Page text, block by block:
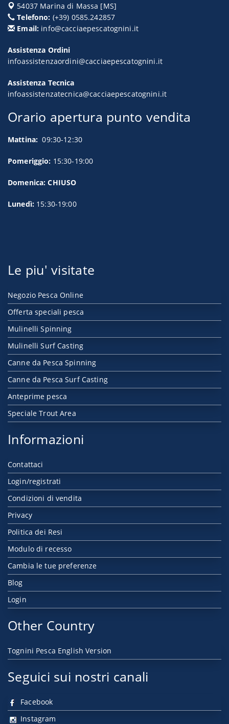
54037 Marina di Massa [MS]
Telefono: (+39) 0585.242857
Email: info@cacciaepescatognini.it
Assistenza Ordini
infoassistenzaordini@cacciaepescatognini.it
Assistenza Tecnica
infoassistenzatecnica@cacciaepescatognini.it
Orario apertura punto vendita
Mattina: 09:30-12:30
Pomeriggio: 15:30-19:00
Domenica: CHIUSO
Lunedì: 15:30-19:00
Le piu' visitate
Negozio Pesca Online
Offerta speciali pesca
Mulinelli Spinning
Mulinelli Surf Casting
Canne da Pesca Spinning
Canne da Pesca Surf Casting
Anteprime pesca
Speciale Trout Area
Informazioni
Contattaci
Login/registrati
Condizioni di vendita
Privacy
Politica dei Resi
Modulo di recesso
Cambia le tue preferenze
Blog
Login
Other Country
Tognini Pesca English Version
Seguici sui nostri canali
Facebook
Instagram